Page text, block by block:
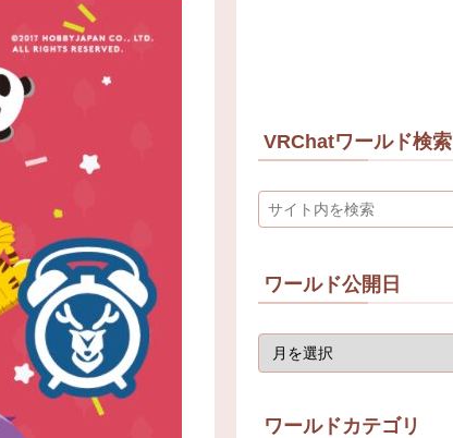
VRChatワールド検索
ワールド公開日
ワールドカテゴリ